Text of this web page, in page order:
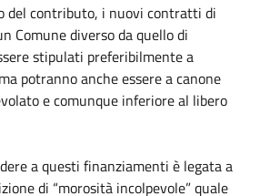
del contributo, i nuovi contratti di
Comune diverso da quello di
stipulati preferibilmente a
potranno anche essere a canone
e comunque inferiore al libero
a questi finanziamenti è legata a
di “morosità incolpevole” quale